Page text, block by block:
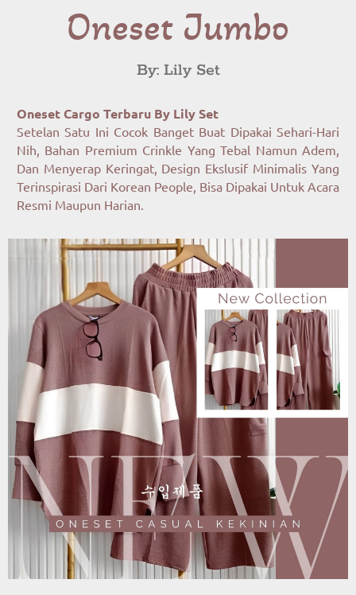
Oneset Jumbo
By: Lily Set
Oneset Cargo Terbaru By Lily Set
Setelan Satu Ini Cocok Banget Buat Dipakai Sehari-Hari
Nih, Bahan Premium Crinkle Yang Tebal Namun Adem,
Dan Menyerap Keringat, Design Ekslusif Minimalis Yang
Terinspirasi Dari Korean People, Bisa Dipakai Untuk Acara
Resmi Maupun Harian.